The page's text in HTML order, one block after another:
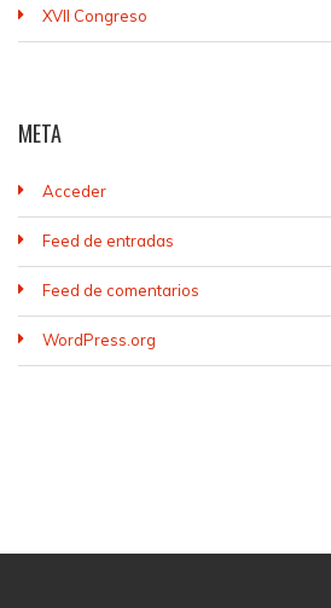
XVII Congreso
META
Acceder
Feed de entradas
Feed de comentarios
WordPress.org